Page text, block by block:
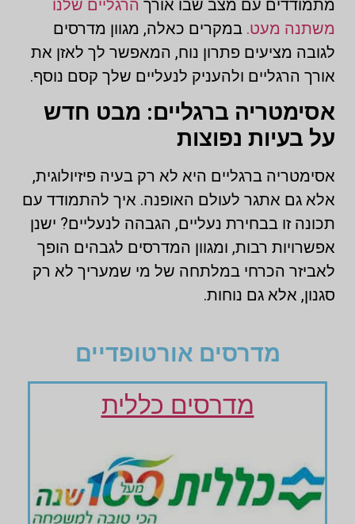
מתמודדים עם מצב שבו אורך הרגליים שלנו
משתנה מעט. במקרים כאלה, מגוון מדרסים
לגובה מציעים פתרון נוח, המאפשר לך לאזן את
אורך הרגליים ולהעניק לנעליים שלך קסם נוסף.
אסימטריה ברגליים: מבט חדש
על בעיות נפוצות
אסימטריה ברגליים היא לא רק בעיה פיזיולוגית,
אלא גם אתגר לעולם האופנה. איך להתמודד עם
תכונה זו בבחירת נעליים, הגבהה לנעליים? ישנן
אפשרויות רבות, ומגוון המדרסים לגבהים הופך
לאביזר הכרחי במלתחה של מי שמעריך לא רק
סגנון, אלא גם נוחות.
מדרסים אורטופדיים
מדרסים כללית